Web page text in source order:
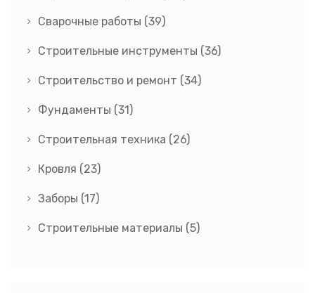
Сварочные работы (39)
Строительные инструменты (36)
Строительство и ремонт (34)
Фундаменты (31)
Строительная техника (26)
Кровля (23)
Заборы (17)
Строительные материалы (5)